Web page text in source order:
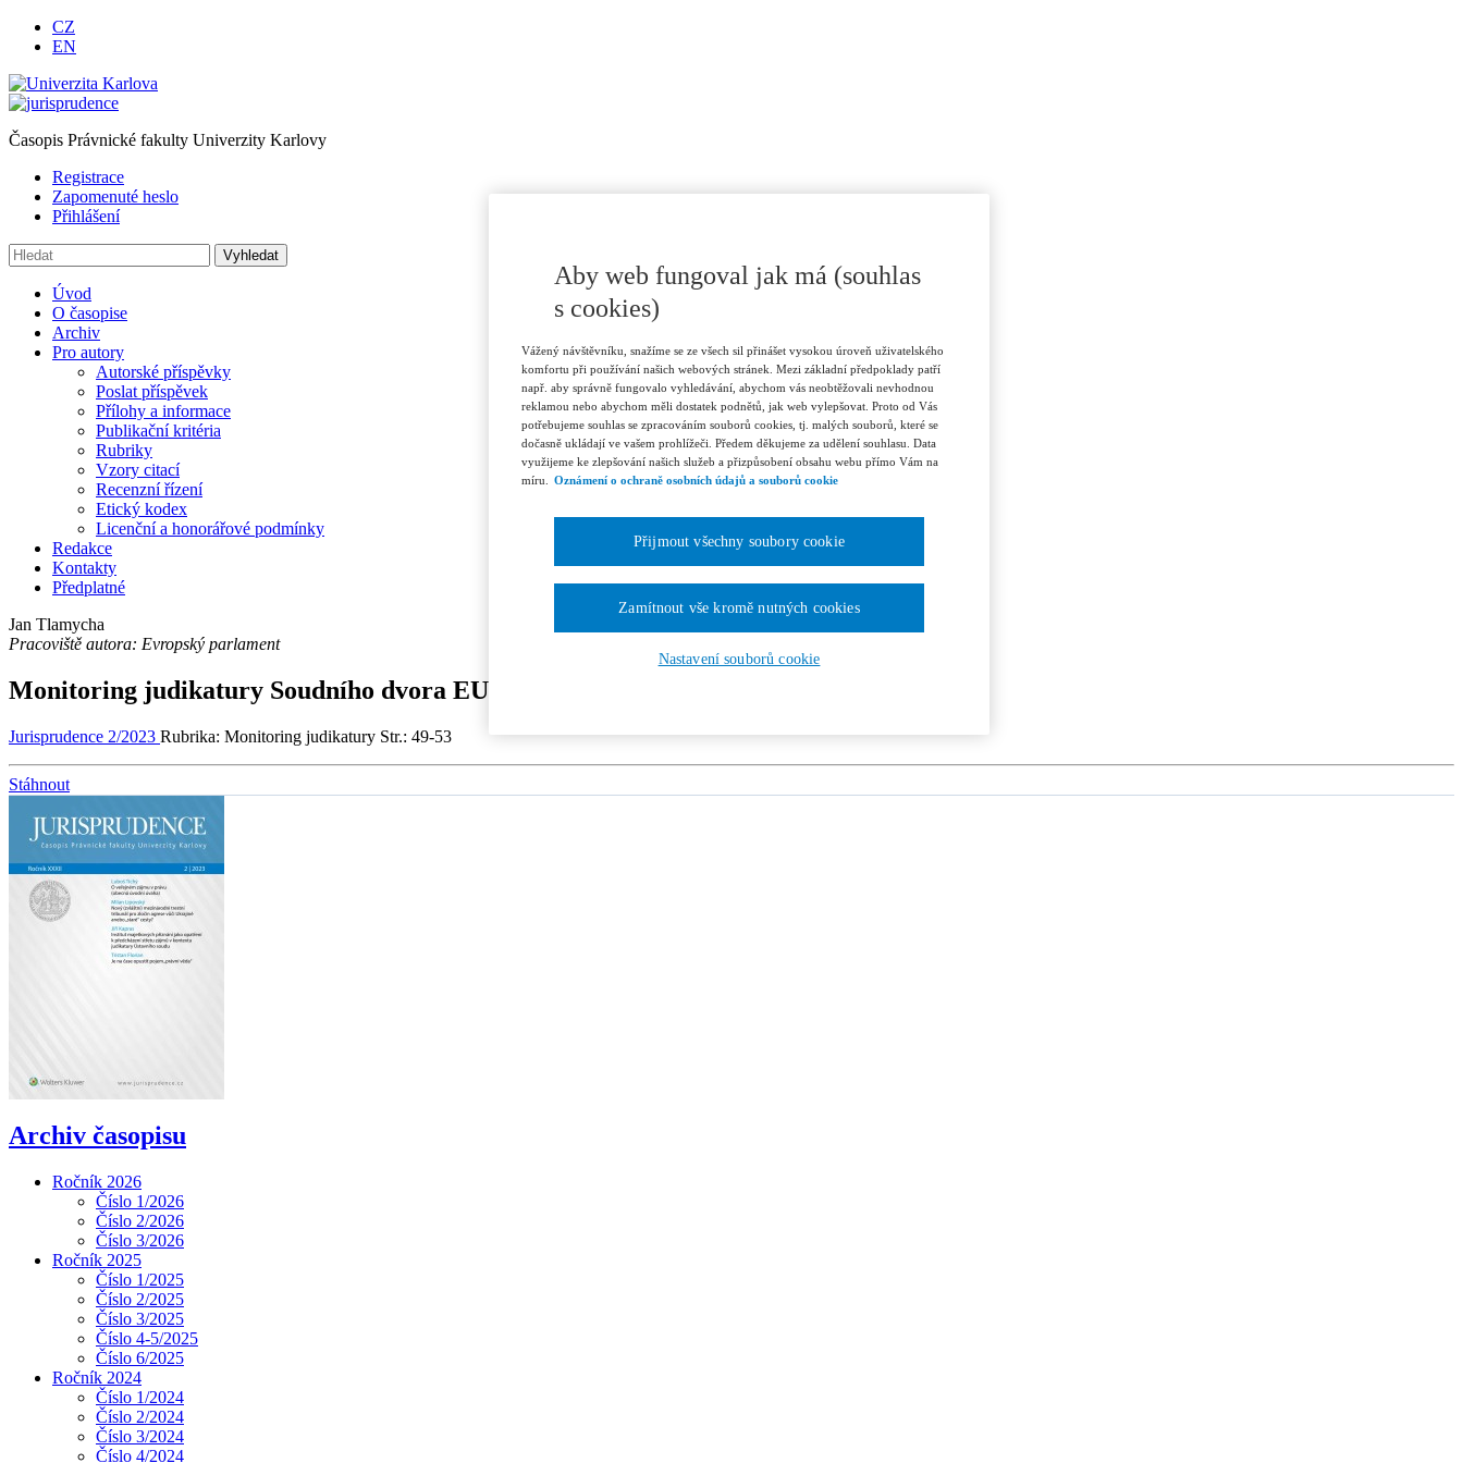
CZ
EN
Časopis Právnické fakulty Univerzity Karlovy
Registrace
Zapomenuté heslo
Přihlášení
Úvod
O časopise
Archiv
Pro autory
Autorské příspěvky
Poslat příspěvek
Přílohy a informace
Publikační kritéria
Rubriky
Vzory citací
Recenzní řízení
Etický kodex
Licenční a honorářové podmínky
Redakce
Kontakty
Předplatné
Jan Tlamycha
Pracoviště autora: Evropský parlament
Monitoring judikatury Soudního dvora EU a Tribunálu
Jurisprudence 2/2023 Rubrika: Monitoring judikatury Str.: 49-53
Stáhnout
Archiv časopisu
Ročník 2026
Číslo 1/2026
Číslo 2/2026
Číslo 3/2026
Ročník 2025
Číslo 1/2025
Číslo 2/2025
Číslo 3/2025
Číslo 4-5/2025
Číslo 6/2025
Ročník 2024
Číslo 1/2024
Číslo 2/2024
Číslo 3/2024
Číslo 4/2024
Aby web fungoval jak má (souhlas
s cookies)
Vážený návštěvníku, snažíme se ze všech sil přinášet vysokou úroveň uživatelského
komfortu při používání našich webových stránek. Mezi základní předpoklady patří
např. aby správně fungovalo vyhledávání, abychom vás neobtěžovali nevhodnou
reklamou nebo abychom měli dostatek podnětů, jak web vylepšovat. Proto od Vás
potřebujeme souhlas se zpracováním souborů cookies, tj. malých souborů, které se
dočasně ukládají ve vašem prohlížeči. Předem děkujeme za udělení souhlasu. Data
využijeme ke zlepšování našich služeb a přizpůsobení obsahu webu přímo Vám na
míru.
Oznámení o ochraně osobních údajů a souborů cookie
Nastavení souborů cookie
Zamítnout vše kromě nutných cookies
Přijmout všechny soubory cookie